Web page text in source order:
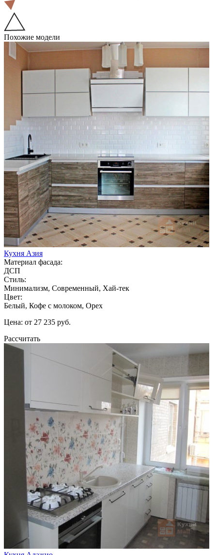
Похожие модели
Кухня Азия
Материал фасада:
ДСП
Стиль:
Минимализм, Современный, Хай-тек
Цвет:
Белый, Кофе с молоком, Орех
Цена: от 27 235 руб.
Рассчитать